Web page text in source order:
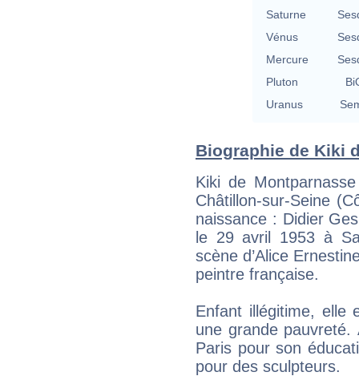
Saturne
Vénus
Mercure
Pluton
Uranus
Biographie de Kiki
Kiki de
Châtillon-sur-Seine
naissance : Didier
le 29 avril 1953 à
scène d’Alice
peintre française.
Enfant illégitime, elle
une grande
Paris pour son
pour des sculpteurs.